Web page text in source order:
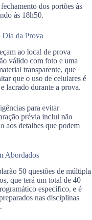
dos portões às
às 18h50.
Dia da Prova
ao local de prova
válido com foto e uma
transparente, que
que o uso de celulares é
lacrado durante a prova.
para evitar
prévia inclui não
aos detalhes que podem
Abordados
50 questões de múltipla
que terá um total de 40
específico, e é
nas disciplinas